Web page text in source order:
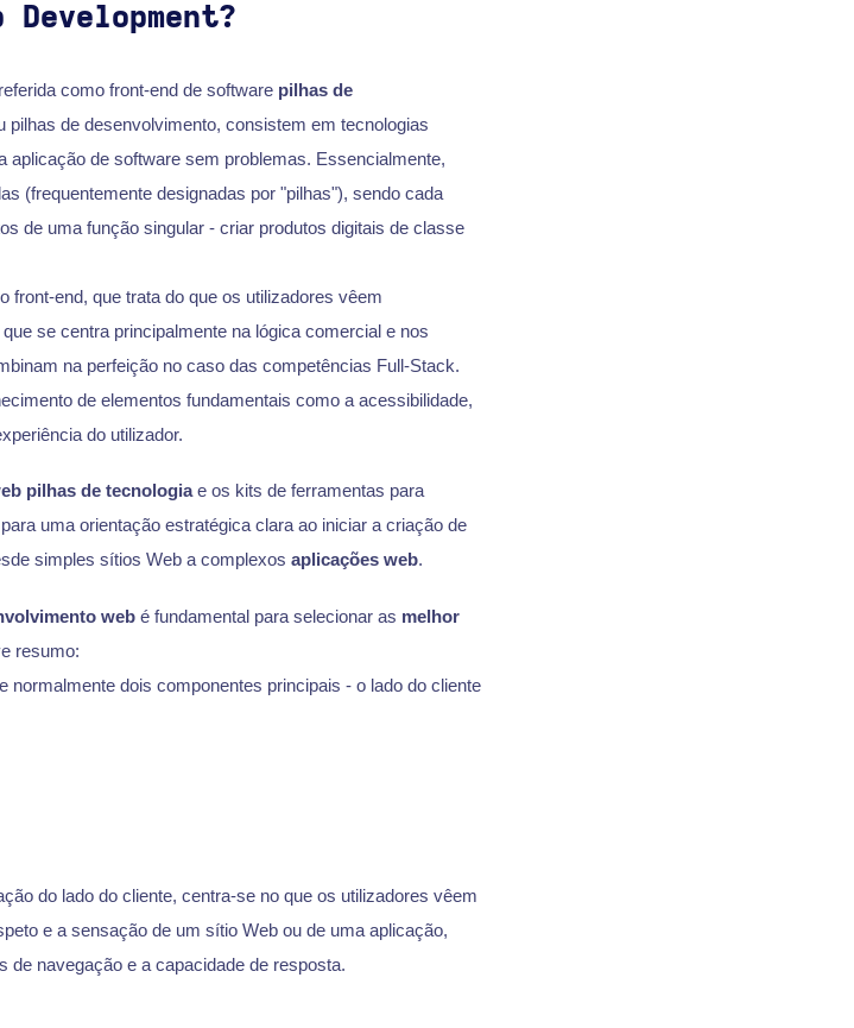
como front-end de software pilhas de
pilhas de desenvolvimento, consistem em tecnologias
aplicação de software sem problemas. Essencialmente,
(frequentemente designadas por "pilhas"), sendo cada
de uma função singular - criar produtos digitais de classe
front-end, que trata do que os utilizadores vêem
se centra principalmente na lógica comercial e nos
na perfeição no caso das competências Full-Stack.
de elementos fundamentais como a acessibilidade,
do utilizador.
pilhas de tecnologiae os kits de ferramentas para
uma orientação estratégica clara ao iniciar a criação de
simples sítios Web a complexos aplicações web.
webé fundamental para selecionar as melhor
resumo:
normalmente dois componentes principais - o lado do cliente
do lado do cliente, centra-se no que os utilizadores vêem
e a sensação de um sítio Web ou de uma aplicação,
de navegação e a capacidade de resposta.